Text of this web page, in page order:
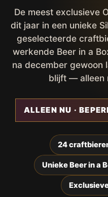
De meest exclusieve
dit jaar in een unieke
geselecteerde
werkende Beer in a
na december gewoon
blijft — alleen
ALLEEN NU ·
24
Unieke Beer in a